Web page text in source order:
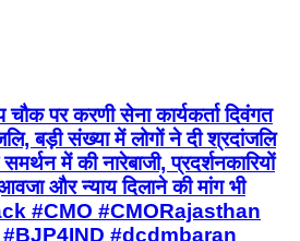
पर करणी सेना कार्यकर्ता दिवंगत
बड़ी संख्या में लोगों ने दी श्रदांजलि
में की नारेबाजी, प्रदर्शनकारियों
और न्याय दिलाने की मांग भी
#CMO #CMORajasthan
#dcdmbaran